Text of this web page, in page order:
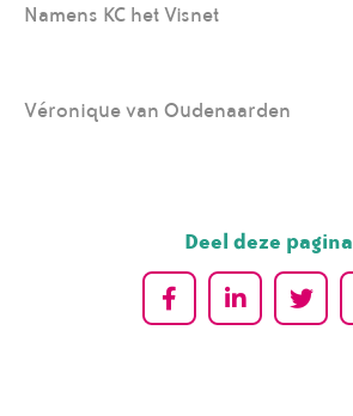
Namens KC het Visnet
Véronique van Oudenaarden
Deel deze pagina